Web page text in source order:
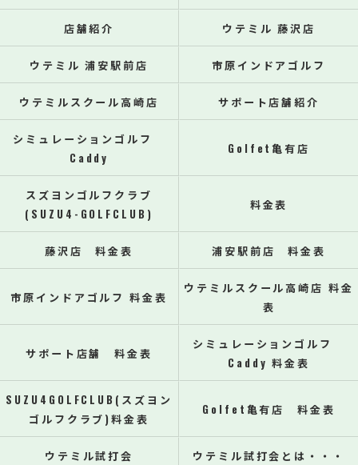
店舗紹介 ウテミル 藤沢店
ウテミル 浦安駅前店 市原インドアゴルフ
ウテミルスクール高崎店 サポート店舗紹介
シミュレーションゴルフ
Caddy
Golfet亀有店
スズヨンゴルフクラブ
(SUZU4-GOLFCLUB)
料金表
藤沢店 料金表 浦安駅前店 料金表
市原インドアゴルフ 料金表
ウテミルスクール高崎店 料金
表
サポート店舗 料金表
シミュレーションゴルフ
Caddy 料金表
SUZU4GOLFCLUB(スズヨン
ゴルフクラブ)料金表
Golfet亀有店 料金表
ウテミル試打会 ウテミル試打会とは・・・